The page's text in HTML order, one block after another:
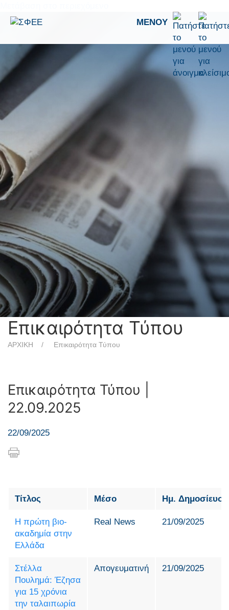
ΜΕΝΟΎ
Επικαιρότητα Τύπου
ΑΡΧΙΚΗ Επικαιρότητα Τύπου
Επικαιρότητα Τύπου |
22.09.2025
22/09/2025
Τίτλος Μέσο Ημ.
Η πρώτη βιο-
ακαδημία στην
Ελλάδα
Real News 21/09/2025
Στέλλα
Πουλημά: Έζησα
για 15 χρόνια
την ταλαιπωρία
Απογευματινή 21/09/2025